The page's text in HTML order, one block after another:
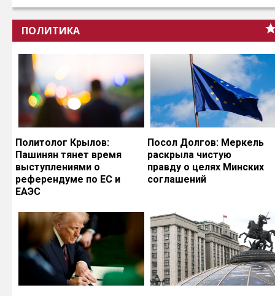
ПОЛИТИКА
Политолог Крылов:
Пашинян тянет время
выступлениями о
референдуме по ЕС и
ЕАЭС
Посол Долгов: Меркель
раскрыла чистую
правду о целях Минских
соглашений